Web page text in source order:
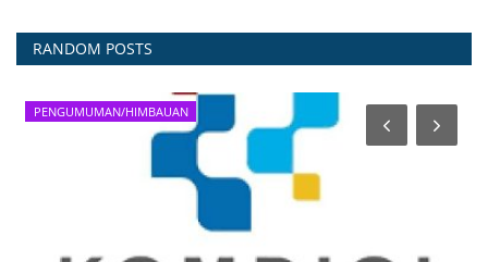
RANDOM POSTS
PENGUMUMAN/HIMBAUAN